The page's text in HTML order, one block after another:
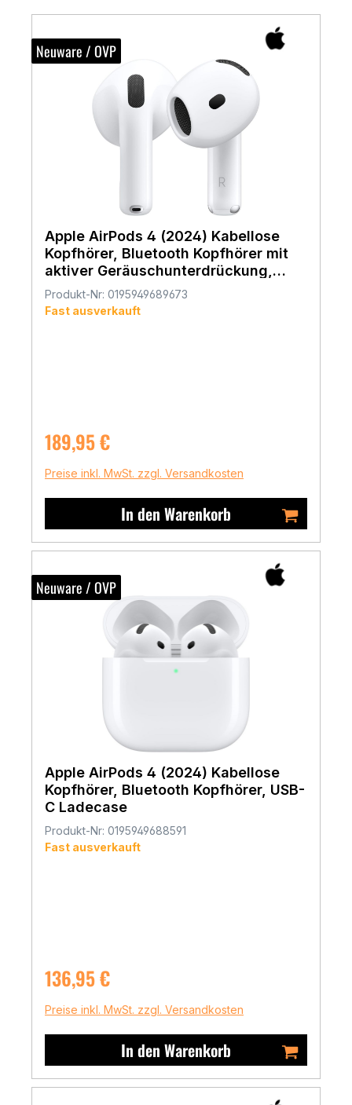
Neuware / OVP
Apple AirPods 4 (2024) Kabellose
Kopfhörer, Bluetooth Kopfhörer mit
aktiver Geräuschunterdrückung,
USB-C Ladecase, Kabelloses Laden
Produkt-Nr: 0195949689673
Fast ausverkauft
Regulärer Preis:
189,95 €
Preise inkl. MwSt. zzgl. Versandkosten
In den Warenkorb
Neuware / OVP
Apple AirPods 4 (2024) Kabellose
Kopfhörer, Bluetooth Kopfhörer, USB-
C Ladecase
Produkt-Nr: 0195949688591
Fast ausverkauft
Regulärer Preis:
136,95 €
Preise inkl. MwSt. zzgl. Versandkosten
In den Warenkorb